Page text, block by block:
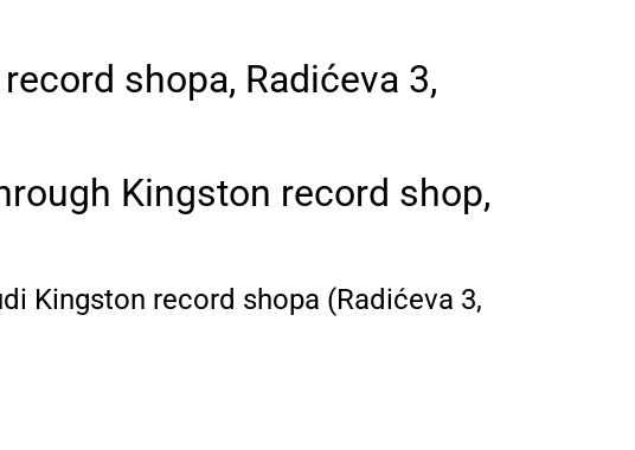
shopa, Radićeva 3,
Kingston record shop,
Kingston record shopa (Radićeva 3,